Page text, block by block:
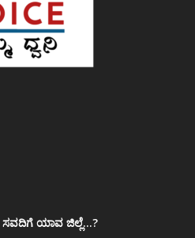
ಸವದಿಗೆ ಯಾವ ಜಿಲ್ಲೆ…?